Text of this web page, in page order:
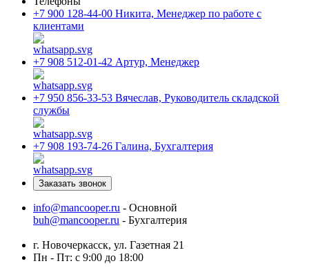
+7 900 128-44-00 Никита, Менеджер по работе с
клиентами
+7 908 512-01-42 Артур, Менеджер
+7 950 856-33-53 Вячеслав, Руководитель складской
службы
+7 908 193-74-26 Галина, Бухгалтерия
Заказать звонок
info@mancooper.ru - Основной
buh@mancooper.ru - Бухгалтерия
г. Новочеркасск, ул. Газетная 21
Пн - Пт: с 9:00 до 18:00